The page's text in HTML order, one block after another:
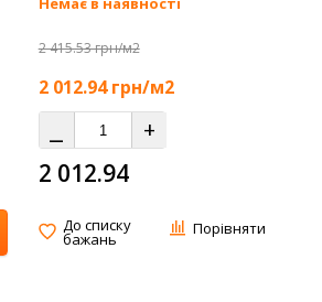
2 415.53 грн/м2
2 012.94грн/м2
+
2 012.94
До списку
бажань
Порівняти